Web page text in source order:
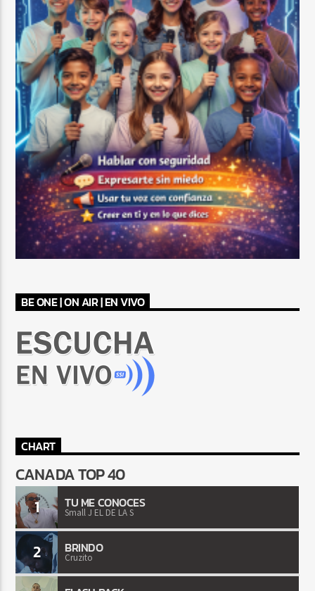
BE ONE | ON AIR | EN VIVO
CHART
CANADA TOP 40
1 TU ME CONOCES
Small J EL DE LA S
2 BRINDO
Cruzito